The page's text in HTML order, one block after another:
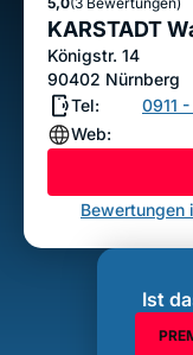
Sterne
KARSTADT
Königstr. 14
90402 Nürnberg
Tel:
0911
Web:
Bewertungen
Ist